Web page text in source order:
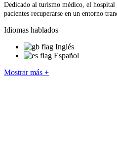
Dedicado al turismo médico, el hospital
pacientes recuperarse en un entorno
Idiomas hablados
Inglés
Español
Mostrar más +